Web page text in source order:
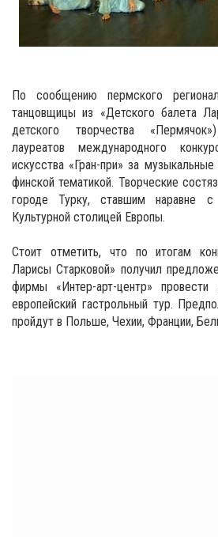
По сообщению пермского
танцовщицы из «Детского балета
детского творчества
лауреатов международного
искусства «Гран-при» за
финской тематикой. Творческие
городе Турку, ставшим наравне
Культурной столицей Европы.
Стоит отметить, что по итогам
Ларисы Старковой» получил
фирмы «Интер-арт-центр»
европейский гастрольный тур.
пройдут в Польше, Чехии, Франции,